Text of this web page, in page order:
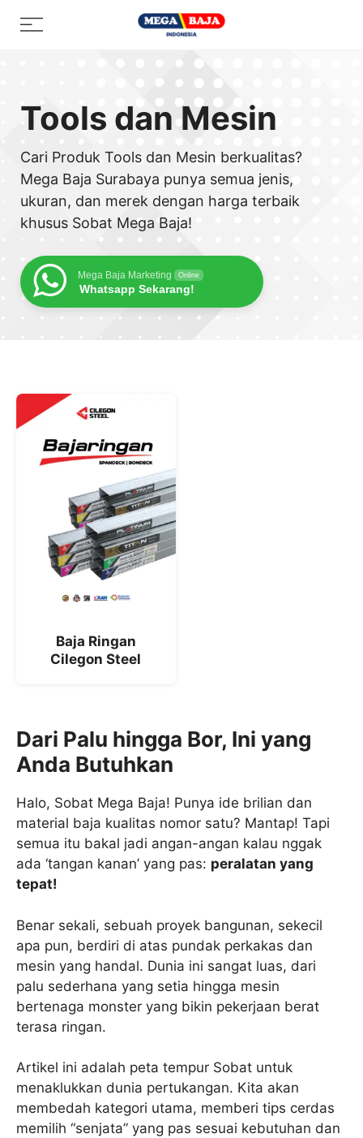
Menu
Tools dan Mesin
Cari Produk Tools dan Mesin berkualitas?
Mega Baja Surabaya punya semua jenis,
ukuran, dan merek dengan harga terbaik
khusus Sobat Mega Baja!
Mega Baja Marketing Online
Whatsapp Sekarang!
Baja Ringan
Cilegon Steel
Dari Palu hingga Bor, Ini yang
Anda Butuhkan
Halo, Sobat Mega Baja! Punya ide brilian dan
material baja kualitas nomor satu? Mantap! Tapi
semua itu bakal jadi angan-angan kalau nggak
ada ‘tangan kanan’ yang pas: peralatan yang
tepat!
Benar sekali, sebuah proyek bangunan, sekecil
apa pun, berdiri di atas pundak perkakas dan
mesin yang handal. Dunia ini sangat luas, dari
palu sederhana yang setia hingga mesin
bertenaga monster yang bikin pekerjaan berat
terasa ringan.
Artikel ini adalah peta tempur Sobat untuk
menaklukkan dunia pertukangan. Kita akan
membedah kategori utama, memberi tips cerdas
memilih “senjata” yang pas sesuai kebutuhan dan